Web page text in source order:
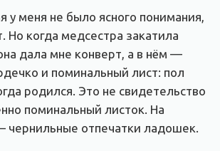
у меня не было ясного понимания,
Но когда медсестра закатила
дала мне конверт, а в нём —
и поминальный лист: пол
родился. Это не свидетельство
поминальный листок. На
чернильные отпечатки ладошек.